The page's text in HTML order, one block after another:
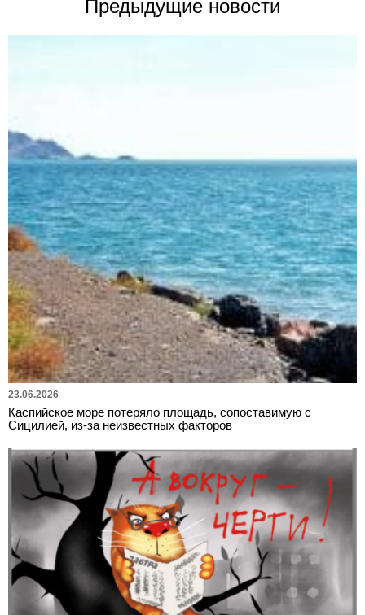
Предыдущие новости
23.06.2026
Каспийское море потеряло площадь, сопоставимую с
Сицилией, из-за неизвестных факторов